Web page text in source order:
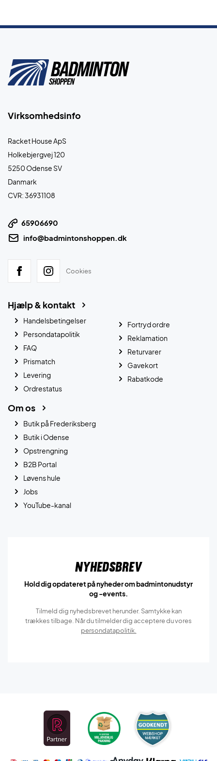
Virksomhedsinfo
Racket House ApS
Holkebjergvej 120
5250 Odense SV
Danmark
CVR: 36931108
65906690
info@badmintonshoppen.dk
Cookies
Hjælp & kontakt
Handelsbetingelser
Persondatapolitik
FAQ
Prismatch
Levering
Ordrestatus
Fortryd ordre
Reklamation
Returvarer
Gavekort
Rabatkode
Om os
Butik på Frederiksberg
Butik i Odense
Opstrengning
B2B Portal
Løvens hule
Jobs
YouTube-kanal
Nyhedsbrev
Hold dig opdateret på nyheder om badmintonudstyr
og -events.
Tilmeld dig nyhedsbrevet herunder. Samtykke kan
trækkes tilbage. Når du tilmelder dig acceptere du vores
persondatapolitik.